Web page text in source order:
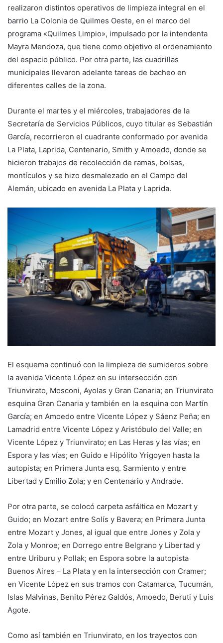
realizaron distintos operativos de limpieza integral en el
barrio La Colonia de Quilmes Oeste, en el marco del
programa «Quilmes Limpio», impulsado por la intendenta
Mayra Mendoza, que tiene como objetivo el ordenamiento
del espacio público. Por otra parte, las cuadrillas
municipales llevaron adelante tareas de bacheo en
diferentes calles de la zona.
Durante el martes y el miércoles, trabajadores de la
Secretaría de Servicios Públicos, cuyo titular es Sebastián
García, recorrieron el cuadrante conformado por avenida
La Plata, Laprida, Centenario, Smith y Amoedo, donde se
hicieron trabajos de recolección de ramas, bolsas,
montículos y se hizo desmalezado en el Campo del
Alemán, ubicado en avenida La Plata y Laprida.
El esquema continuó con la limpieza de sumideros sobre
la avenida Vicente López en su intersección con
Triunvirato, Mosconi, Ayolas y Gran Canaria; en Triunvirato
esquina Gran Canaria y también en la esquina con Martín
García; en Amoedo entre Vicente López y Sáenz Peña; en
Lamadrid entre Vicente López y Aristóbulo del Valle; en
Vicente López y Triunvirato; en Las Heras y las vías; en
Espora y las vías; en Guido e Hipólito Yrigoyen hasta la
autopista; en Primera Junta esq. Sarmiento y entre
Libertad y Emilio Zola; y en Centenario y Andrade.
Por otra parte, se colocó carpeta asfáltica en Mozart y
Guido; en Mozart entre Solís y Bavera; en Primera Junta
entre Mozart y Jones, al igual que entre Jones y Zola y
Zola y Monroe; en Dorrego entre Belgrano y Libertad y
entre Uriburu y Pollak; en Espora sobre la autopista
Buenos Aires – La Plata y en la intersección con Cramer;
en Vicente López en sus tramos con Catamarca, Tucumán,
Islas Malvinas, Benito Pérez Galdós, Amoedo, Beruti y Luis
Agote.
Como así también en Triunvirato, en los trayectos con